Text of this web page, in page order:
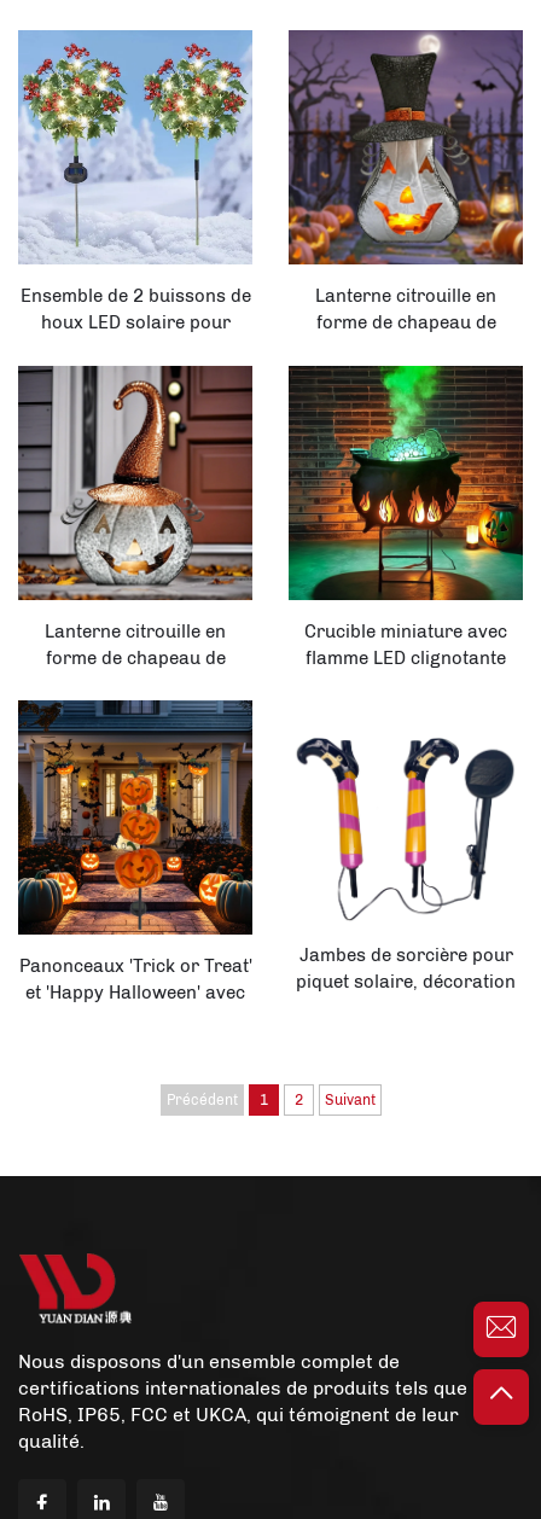
chauve-souris, ornements
de jardin LED pour
Halloween avec piquet
jardin à l'occasion
d'Halloween
Ensemble de 2 buissons de
houx LED solaire pour
plein air
Lanterne citrouille en
forme de chapeau de
LED clignotante étanche,
décoration solaire
d'Halloween
Lanterne citrouille en
forme de chapeau de
clignotante étanche,
décoration solaire
d'Halloween
Crucible miniature avec
flamme LED clignotante
pour jardin
Panonceaux 'Trick or Treat'
et 'Happy Halloween' avec
Jambes de sorcière pour
piquet solaire, décoration
Précédent 1 2 Suivant
Nous disposons d'un ensemble complet de
certifications internationales de produits tels que CE,
RoHS, IP65, FCC et UKCA, qui témoignent de leur
qualité.